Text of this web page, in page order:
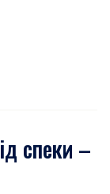
спеки –